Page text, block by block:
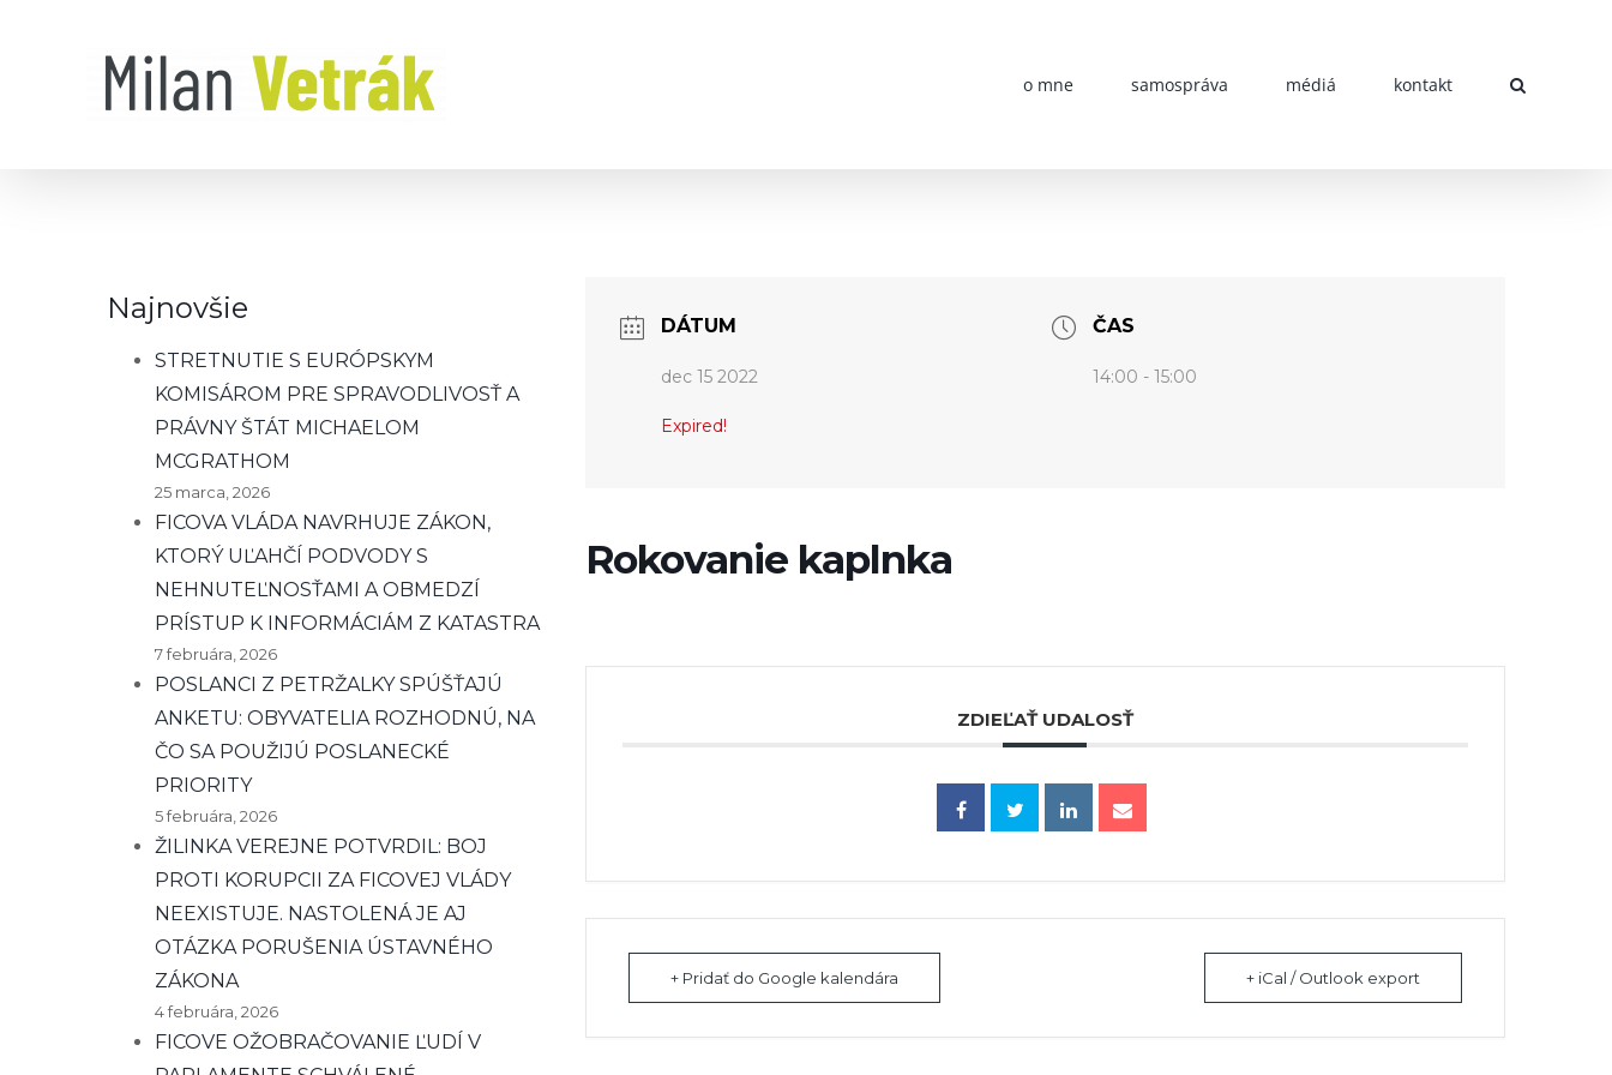
o mne samospráva médiá kontakt
Najnovšie
STRETNUTIE S EURÓPSKYM
KOMISÁROM PRE SPRAVODLIVOSŤ A
PRÁVNY ŠTÁT MICHAELOM
MCGRATHOM
25 marca, 2026
FICOVA VLÁDA NAVRHUJE ZÁKON,
KTORÝ UĽAHČÍ PODVODY S
NEHNUTEĽNOSŤAMI A OBMEDZÍ
PRÍSTUP K INFORMÁCIÁM Z KATASTRA
7 februára, 2026
POSLANCI Z PETRŽALKY SPÚŠŤAJÚ
ANKETU: OBYVATELIA ROZHODNÚ, NA
ČO SA POUŽIJÚ POSLANECKÉ
PRIORITY
5 februára, 2026
ŽILINKA VEREJNE POTVRDIL: BOJ
PROTI KORUPCII ZA FICOVEJ VLÁDY
NEEXISTUJE. NASTOLENÁ JE AJ
OTÁZKA PORUŠENIA ÚSTAVNÉHO
ZÁKONA
4 februára, 2026
FICOVE OŽOBRAČOVANIE ĽUDÍ V
DÁTUM
dec 15 2022
Expired!
ČAS
14:00 - 15:00
Rokovanie kaplnka
ZDIEĽAŤ UDALOSŤ
+ Pridať do Google kalendára + iCal / Outlook export